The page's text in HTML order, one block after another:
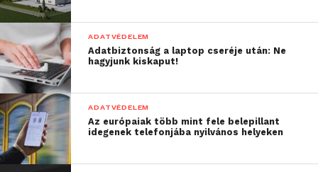
csaknem kétszeres, 29 százalék ez az arány. Az
elkövetők tehát legtöbbször a nagyvállalatokra
csapnak le, ezeknél látják a legtöbb lehetőséget.
A válaszadók 90 százaléka látta úgy, hogy az otthoni
munkavégzés negatív hatással volt a cég
csalásmegelőzési intézkedéseinek hatékonyságára,
megfelelőségi kockázatainak kezelésére, vagy a
kiberbiztonságra – egyeseknél akár mindháromra.
A megkérdezettek hatvan százaléka számít arra,
ADATVÉDELEM
Adatbiztonság a laptop cseréje után: Ne
hagyjunk kiskaput!
ADATVÉDELEM
Az európaiak több mint fele belepillant
idegenek telefonjába nyilvános helyeken